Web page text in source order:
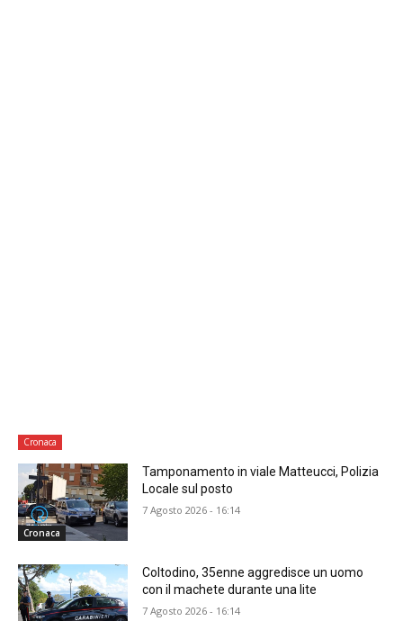
Cronaca
Cronaca
Tamponamento in viale Matteucci, Polizia
Locale sul posto
7 Agosto 2026 - 16:14
Coltodino, 35enne aggredisce un uomo
con il machete durante una lite
7 Agosto 2026 - 16:14